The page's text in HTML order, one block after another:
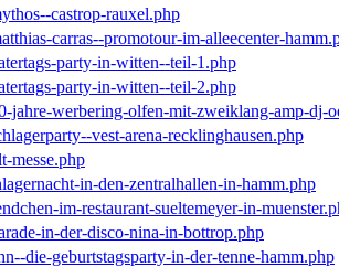
castrop-rauxel.php
carras--promotour-im-alleecenter-
party-in-witten--teil-1.php
party-in-witten--teil-2.php
jahre-werbering-olfen-mit-zweiklang-amp-dj-
vest-arena-recklinghausen.php
messe.php
in-den-zentralhallen-in-hamm.php
im-restaurant-sueltemeyer-in-
in-der-disco-nina-in-bottrop.php
die-geburtstagsparty-in-der-tenne-hamm.php